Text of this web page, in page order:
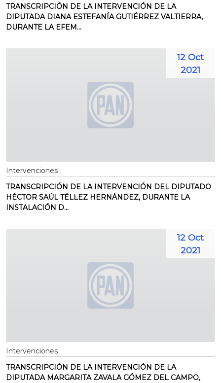
TRANSCRIPCIÓN DE LA INTERVENCIÓN DE LA
DIPUTADA DIANA ESTEFANÍA GUTIÉRREZ VALTIERRA,
DURANTE LA EFEM...
12 Oct
2021
Intervenciones
TRANSCRIPCIÓN DE LA INTERVENCIÓN DEL DIPUTADO
HÉCTOR SAÚL TÉLLEZ HERNÁNDEZ, DURANTE LA
INSTALACIÓN D...
12 Oct
2021
Intervenciones
TRANSCRIPCIÓN DE LA INTERVENCIÓN DE LA
DIPUTADA MARGARITA ZAVALA GÓMEZ DEL CAMPO,